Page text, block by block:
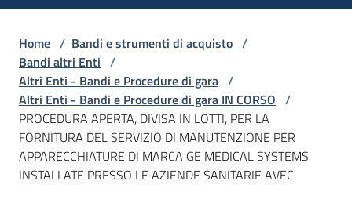
telematici
L'Agenzia
Bandi
Home / Bandi e strumenti di acquisto /
Bandi altri Enti /
Altri Enti - Bandi e Procedure di gara /
Altri Enti - Bandi e Procedure di gara IN CORSO /
PROCEDURA APERTA, DIVISA IN LOTTI, PER LA
FORNITURA DEL SERVIZIO DI MANUTENZIONE PER
APPARECCHIATURE DI MARCA GE MEDICAL SYSTEMS
INSTALLATE PRESSO LE AZIENDE SANITARIE AVEC